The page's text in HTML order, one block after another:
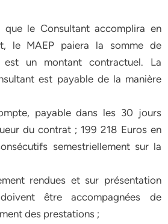
que le Consultant accomplira en
le MAEP paiera la somme de
un montant contractuel. La
est payable de la manière
payable dans les 30 jours
du contrat ; 199 218 Euros en
semestriellement sur la
rendues et sur présentation
être accompagnées de
des prestations ;